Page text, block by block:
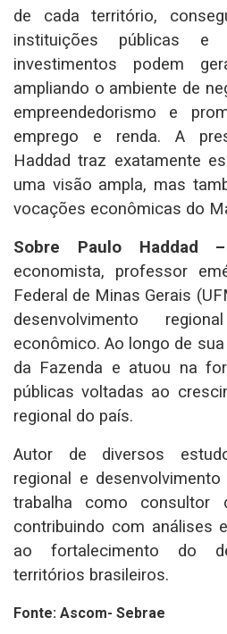
de cada território,
instituições públicas e
investimentos podem
ampliando o ambiente de
empreendedorismo e
emprego e renda. A
Haddad traz exatamente
uma visão ampla, mas
vocações econômicas do
Sobre Paulo Haddad –
economista, professor
Federal de Minas Gerais
desenvolvimento
econômico. Ao longo de
da Fazenda e atuou na
públicas voltadas ao
regional do país.
Autor de diversos
regional e
trabalha como consultor
contribuindo com análises
ao fortalecimento do
territórios brasileiros.
Fonte: Ascom- Sebrae